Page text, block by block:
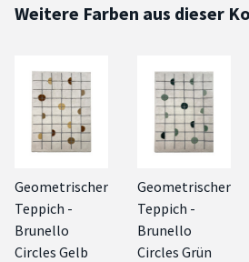
Weitere Farben aus dieser
Geometrischer
Teppich -
Brunello
Circles Gelb
Geometrischer
Teppich -
Brunello
Circles Grün